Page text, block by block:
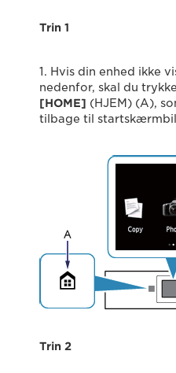
Trin 1
1. Hvis din enhed ikke
nedenfor, skal du
[HOME] (HJEM) (A),
tilbage til
Trin 2